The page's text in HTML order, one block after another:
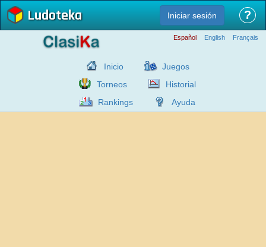
Ludoteka Iniciar sesión ?
Español English Français
Inicio
Juegos
Torneos
Historial
Rankings
Ayuda